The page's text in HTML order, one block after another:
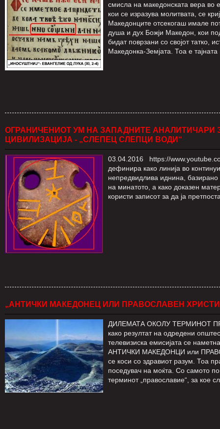
смисла на македонската вера во
кои се изразува молитвата, се
Македонците отсекогаш имале
душа и дух Божји Македон, кои
бидат поврзани со својот татко,
Македонка-Земјата. Тоа е
ОГРАНИЧЕНИОТ УМ НА ЗАПАДНИТЕ АНАЛИТИЧАРИ
ЦИВИЛИЗАЦИЈА - „СЛЕПЕЦ СЛЕПЦИ ВОДИ“
03.04.2016 https://
дефинира како линија во
непредвидлива иднина,
на минатото, а како доказен
користи записот за да ја
„АНТИЧКИ МАКЕДОНЕЦ ИЛИ ПРАВОСЛАВЕН
ДИЛЕМАТА ОКОЛУ ТЕРМИНОТ
како резултат на одредени
телевизиска емисијата се
АНТИЧКИ МАКЕДОНЦИ или
се коси со здравиот разум. Тоа
поседувач на моќта. Со самото
терминот „православие“, за кое